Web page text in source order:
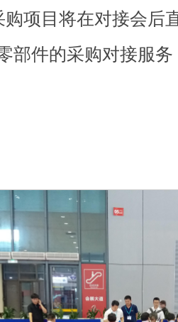
项目将在对接会后
部件的采购对接服